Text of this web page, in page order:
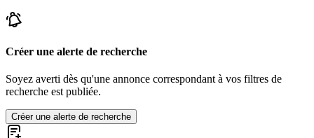
Créer une alerte de recherche
Soyez averti dès qu'une annonce correspondant à vos filtres de
recherche est publiée.
Créer une alerte de recherche